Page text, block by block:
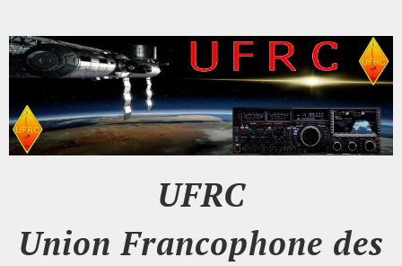
UFRC
Union Francophone des